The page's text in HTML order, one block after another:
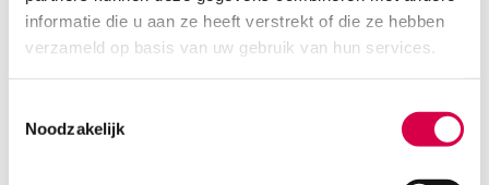
informatie die u aan ze heeft verstrekt of die ze hebben
verzameld op basis van uw gebruik van hun services.
Noodzakelijk
MEDIPHARCHEM
1 stuk, 16cm, RVS
18.99